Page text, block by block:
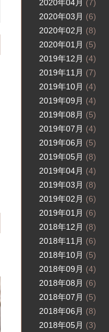
2020年04月 (7)
2020年03月 (6)
2020年02月 (8)
2020年01月 (5)
2019年12月 (4)
2019年11月 (7)
2019年10月 (4)
2019年09月 (4)
2019年08月 (5)
2019年07月 (4)
2019年06月 (5)
2019年05月 (8)
2019年04月 (4)
2019年03月 (8)
2019年02月 (6)
2019年01月 (6)
2018年12月 (8)
2018年11月 (6)
2018年10月 (5)
2018年09月 (4)
2018年08月 (6)
2018年07月 (5)
2018年06月 (8)
2018年05月 (3)